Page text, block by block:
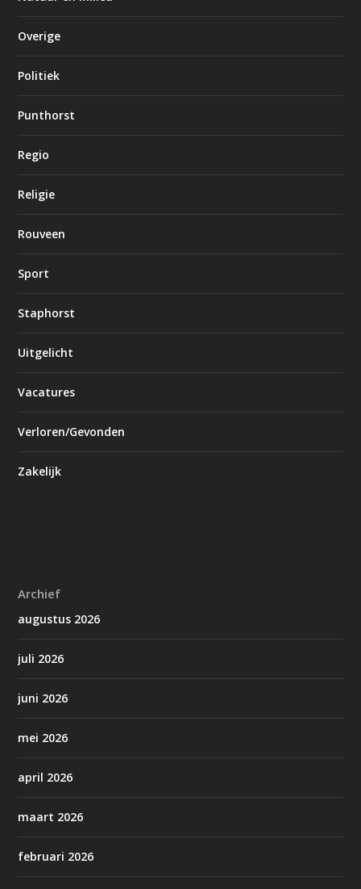
Overige
Politiek
Punthorst
Regio
Religie
Rouveen
Sport
Staphorst
Uitgelicht
Vacatures
Verloren/Gevonden
Zakelijk
Archief
augustus 2026
juli 2026
juni 2026
mei 2026
april 2026
maart 2026
februari 2026